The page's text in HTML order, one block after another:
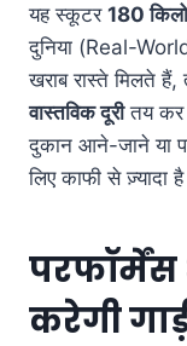
यह स्कूटर 180
दुनिया (Real-
खराब रास्ते मिलते
वास्तविक दूरीतय कर
दुकान आने-जाने या
लिए काफी से ज़्यादा
परफॉर्मेंस
करेगी